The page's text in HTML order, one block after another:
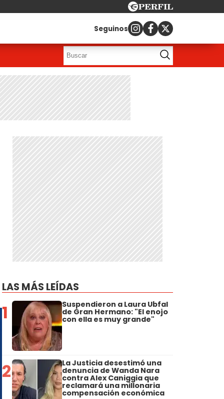
Seguinos
LAS MÁS LEÍDAS
1 Suspendieron a Laura Ubfal
de Gran Hermano: "El enojo
con ella es muy grande"
2 La Justicia desestimó una
denuncia de Wanda Nara
contra Alex Caniggia que
reclamará una millonaria
compensación económica